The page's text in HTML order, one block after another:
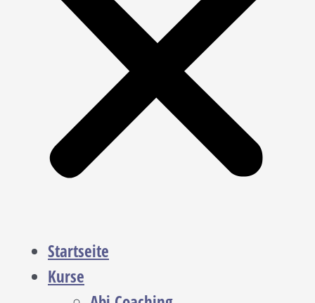
Startseite
Kurse